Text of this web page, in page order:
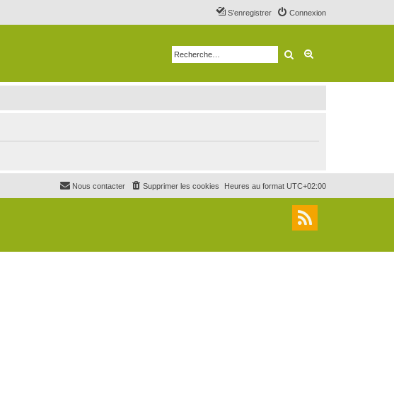
Connexion
S’enregistrer
Rechercher
Heures au format UTC+02:00
Supprimer les cookies
Nous contacter